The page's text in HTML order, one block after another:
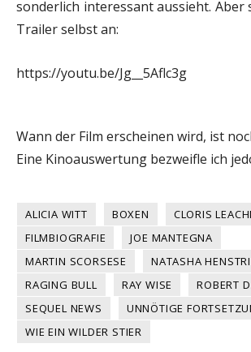
sonderlich interessant aussieht. Aber
Trailer selbst an:
https://youtu.be/Jg__5Aflc3g
Wann der Film erscheinen wird, ist
Eine Kinoauswertung bezweifle ich
ALICIA WITT BOXEN
CLORIS
FILMBIOGRAFIE
JOE MANTEGNA
MARTIN SCORSESE
NATASHA
RAGING BULL
RAY WISE
ROBERT
SEQUEL NEWS
UNNÖTIGE
WIE EIN WILDER STIER